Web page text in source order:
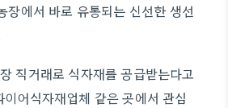
장에서 바로 유통되는 신선한 생선
직거래로 식자재를 공급받는다고
어식자재업체 같은 곳에서 관심